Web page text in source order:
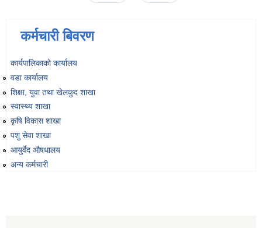
कर्मचारी बिवरण
कार्यपालिकाको कार्यालय
वडा कार्यालय
शिक्षा, युवा तथा खेलकुद शाखा
स्वास्थ्य शाखा
कृषि विकास शाखा
पशु सेवा शाखा
आयुर्वेद औषधालय
अन्य कर्मचारी